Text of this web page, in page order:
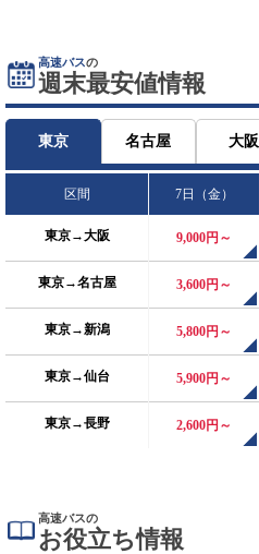
高速バスの
週末最安値情報
東京 名古屋 大阪
区間 7日（金）
東京→大阪 9,000円～
東京→名古屋 3,600円～
東京→新潟 5,800円～
東京→仙台 5,900円～
東京→長野 2,600円～
高速バスの
お役立ち情報